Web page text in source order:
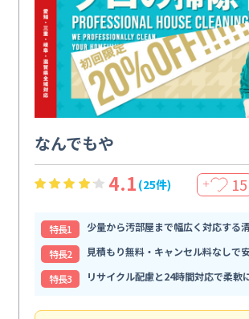
なんでもや
4.1 (25件) ＋ 15
特⻑1
少量から汚部屋まで幅広く対応する
特⻑2
見積もり無料・キャンセル料なしで
特⻑3
リサイクル配慮と24時間対応で柔軟